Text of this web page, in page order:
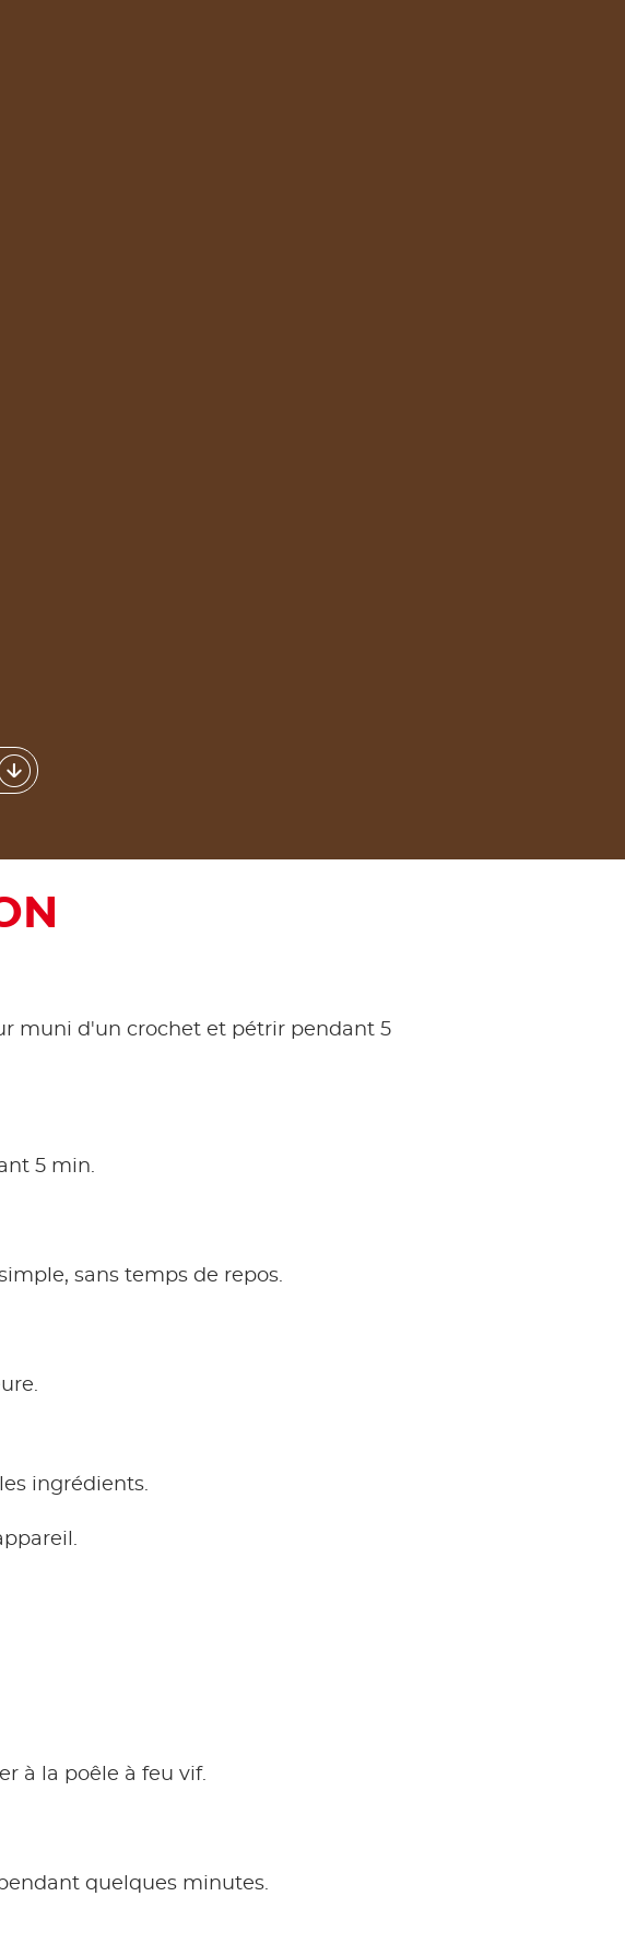
muni d'un crochet et pétrir pendant 5
5 min.
sans temps de repos.
ingrédients.
à la poêle à feu vif.
quelques minutes.